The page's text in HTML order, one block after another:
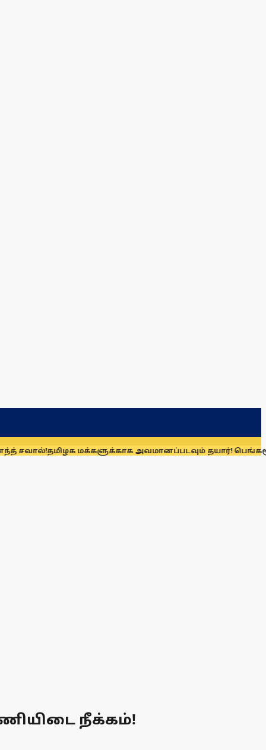
தமிழக மக்களுக்காக அவமானப்படவும் தயார்! பெங்களூர் பயணம்
நீக்கம்!